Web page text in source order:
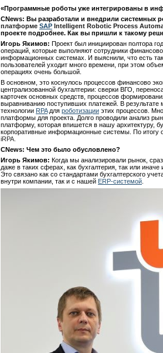
«Программные роботы уже интегрированы в
CNews: Вы разработали и внедрили системных
платформе SAP Intelligent Robotic Process
проекте подробнее. Как вы пришли к такому
Игорь Якимов: Проект был инициирован полтора
операций, которые выполняют сотрудники
информационных системах. И выяснили, что есть
пользователей уходит много времени, при этом
операциях очень большой.
В основном, это коснулось процессов финансово
централизованной бухгалтерии: сверки ВГО,
карточек основных средств, процессов
выравниванию поступивших платежей. В
технологии RPAдля роботизации этих процессов.
платформы для проекта. Долго проводили анализ
платформу, которая впишется в нашу архитектуру,
корпоративные информационные системы. По итогу
iRPA
CNews: Чем это было обусловлено?
Игорь Якимов: Когда мы анализировали рынок,
даже в таких сферах, как бухгалтерия, так или
Это связано как со стандартами бухгалтерского
внутри компании, так и с нашей ERP-системой